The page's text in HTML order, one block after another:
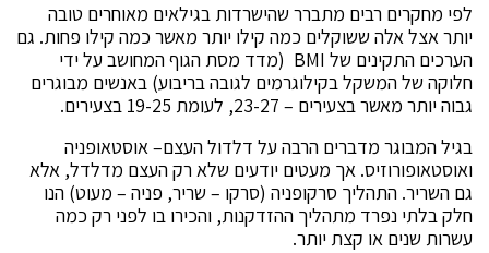
לפי מחקרים רבים מתברר שהישרדות בגילאים מאוחרים טובה
יותר אצל אלה ששוקלים כמה קילו יותר מאשר כמה קילו פחות. גם
הערכים התקינים של BMI (מדד מסת הגוף המחושב על ידי
חלוקה של המשקל בקילוגרמים לגובה בריבוע) באנשים מבוגרים
גבוה יותר מאשר בצעירים – 23-27, לעומת 19-25 בצעירים.
בגיל המבוגר מדברים הרבה על דלדול העצם– אוסטאופניה
ואוסטאופורוזיס. אך מעטים יודעים שלא רק העצם מדלדל, אלא
גם השריר. התהליך סרקופניה (סרקו – שריר, פניה – מעוט) הנו
חלק בלתי נפרד מתהליך ההזדקנות, והכירו בו לפני רק כמה
עשרות שנים או קצת יותר.